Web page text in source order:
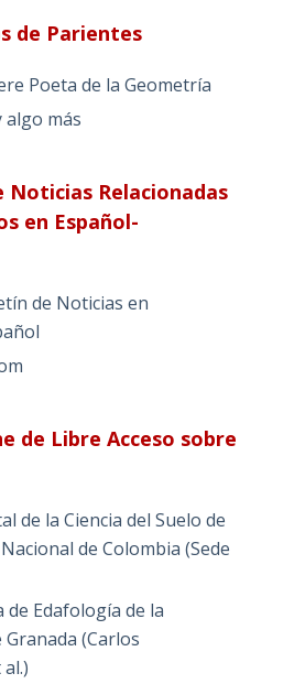
de Parientes
Poeta de la Geometría
algo más
Noticias Relacionadas
en Español-
de Noticias en
de Libre Acceso sobre
de la Ciencia del Suelo de
de Colombia (Sede
de Edafología de la
(Carlos